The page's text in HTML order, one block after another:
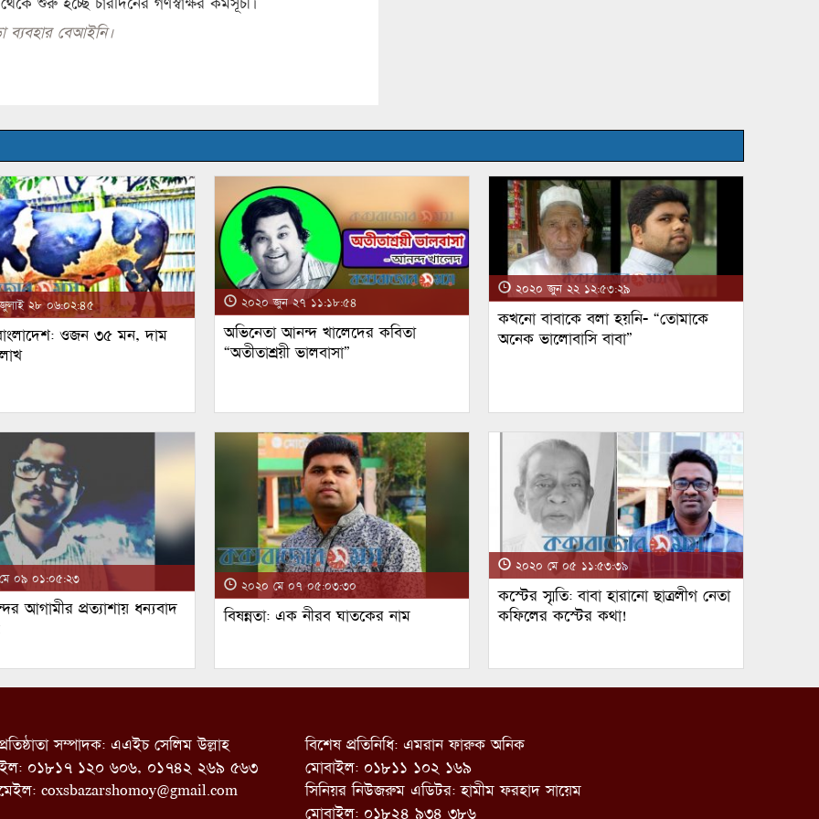
ব্যবহার বেআইনি।
২৮ ০৬:০২:৪৫
ওজন ৩৫ মন, দাম
২০২০ জুন ২৭ ১১:১৮:৫৪
অভিনেতা আনন্দ খালেদের কবিতা
“অতীতাশ্রয়ী ভালবাসা”
২০২০ জুন ২২ ১২:৫৩:২৯
কখনো বাবাকে বলা হয়নি- “তোমাকে
অনেক ভালোবাসি বাবা”
০৯ ০১:০৫:২৩
আগামীর প্রত্যাশায় ধন্যবাদ
২০২০ মে ০৭ ০৫:০৩:৩০
বিষন্নতা: এক নীরব ঘাতকের নাম
২০২০ মে ০৫ ১১:৫৩:৩৯
কস্টের স্মৃতি: বাবা হারানো ছাত্রলীগ নেতা
কফিলের কস্টের কথা!
সম্পাদক: এএইচ সেলিম উল্লাহ
০১৮১৭ ১২০ ৬০৬, ০১৭৪২ ২৬৯ ৫৬৩
coxsbazarshomoy@gmail.com
বিশেষ প্রতিনিধি: এমরান ফারুক অনিক
মোবাইল: ০১৮১১ ১০২ ১৬৯
সিনিয়র নিউজরুম এডিটর: হামীম ফরহাদ সায়েম
মোবাইল: ০১৮২৪ ৯৩৪ ৩৮৬